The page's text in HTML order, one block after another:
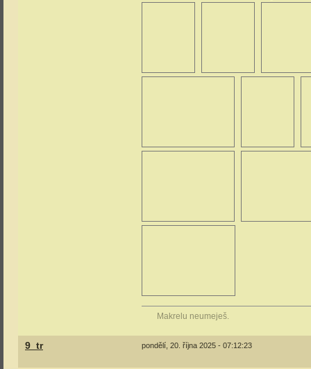
Makrelu neumeješ.
9_tr pondělí, 20. října 2025 - 07:12:23